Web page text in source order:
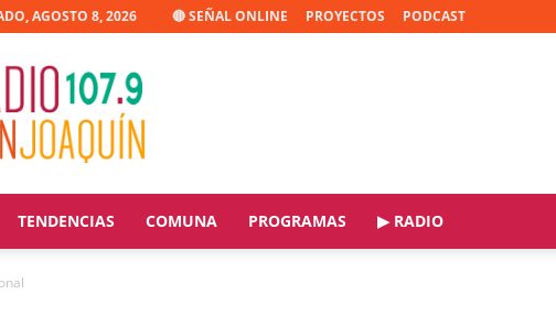
AGOSTO 8, 2026 🔴 SEÑAL ONLINE PROYECTOS PODCAST
Radio
Joaquín
TENDENCIAS COMUNA PROGRAMAS ▶ RADIO